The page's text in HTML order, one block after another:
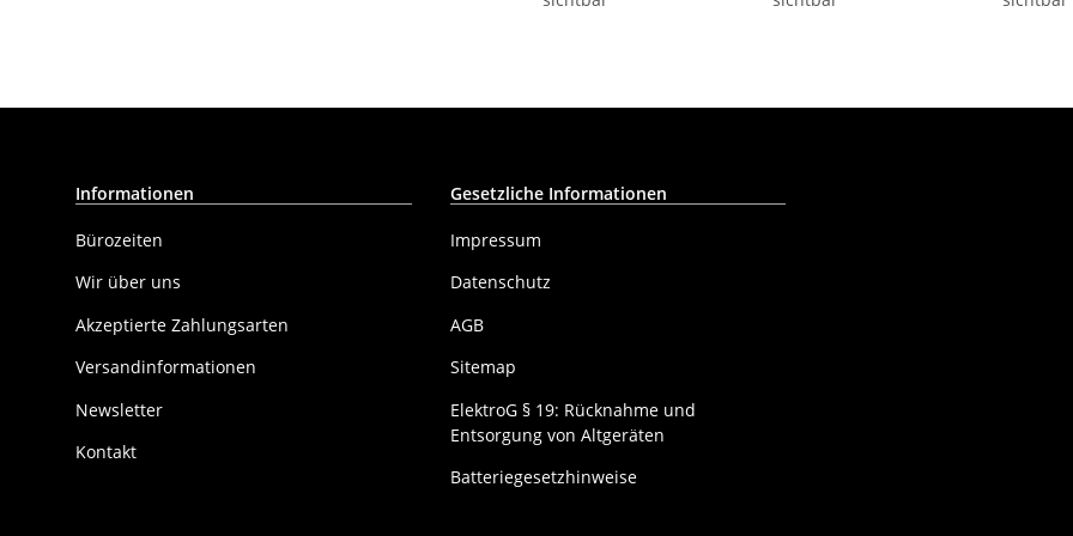
Informationen
Bürozeiten
Wir über uns
Akzeptierte Zahlungsarten
Versandinformationen
Newsletter
Kontakt
Gesetzliche Informationen
Impressum
Datenschutz
AGB
Sitemap
ElektroG § 19: Rücknahme und
Entsorgung von Altgeräten
Batteriegesetzhinweise